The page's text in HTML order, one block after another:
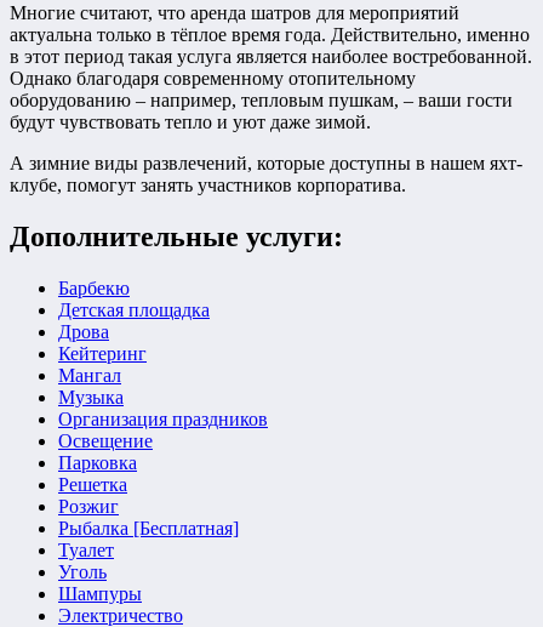
Многие считают, что аренда шатров для мероприятий
актуальна только в тёплое время года. Действительно, именно
в этот период такая услуга является наиболее востребованной.
Однако благодаря современному отопительному
оборудованию – например, тепловым пушкам, – ваши гости
будут чувствовать тепло и уют даже зимой.
А зимние виды развлечений, которые доступны в нашем яхт-
клубе, помогут занять участников корпоратива.
Дополнительные услуги:
Барбекю
Детская площадка
Дрова
Кейтеринг
Мангал
Музыка
Организация праздников
Освещение
Парковка
Решетка
Розжиг
Рыбалка [Бесплатная]
Туалет
Уголь
Шампуры
Электричество